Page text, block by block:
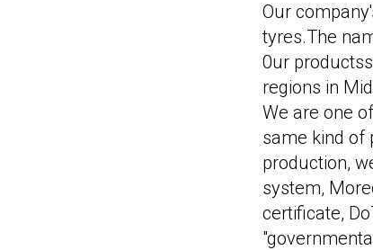
Our
tyres.The
0ur
regions in
We are one
same kind of
production,
system,
certificate,